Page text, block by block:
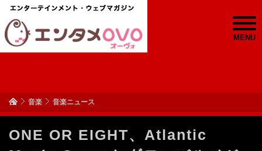
MENU
音楽 音楽ニュース
ONE OR EIGHT、Atlantic